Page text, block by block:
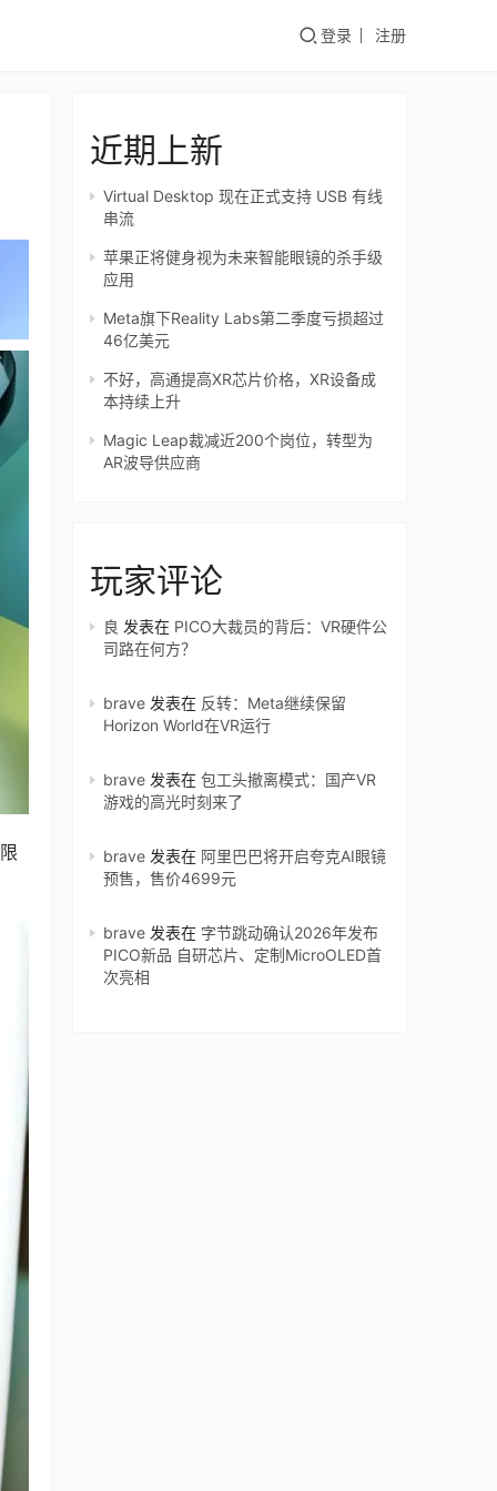
登录 注册
近期上新
Virtual Desktop 现在正式支持 USB 有线
串流
苹果正将健身视为未来智能眼镜的杀手级
应用
Meta旗下Reality Labs第二季度亏损超过
46亿美元
不好，高通提高XR芯片价格，XR设备成
本持续上升
Magic Leap裁减近200个岗位，转型为
AR波导供应商
玩家评论
良 发表在 PICO大裁员的背后：VR硬件公
司路在何方？
brave 发表在 反转：Meta继续保留
Horizon World在VR运行
brave 发表在 包工头撤离模式：国产VR
游戏的高光时刻来了
brave 发表在 阿里巴巴将开启夸克AI眼镜
预售，售价4699元
brave 发表在 字节跳动确认2026年发布
PICO新品 自研芯片、定制MicroOLED首
次亮相